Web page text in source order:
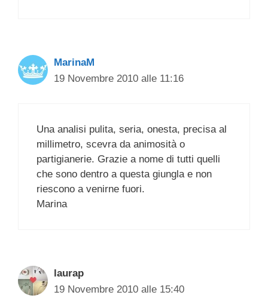
MarinaM
19 Novembre 2010 alle 11:16
Una analisi pulita, seria, onesta, precisa al
millimetro, scevra da animosità o
partigianerie. Grazie a nome di tutti quelli
che sono dentro a questa giungla e non
riescono a venirne fuori.
Marina
laurap
19 Novembre 2010 alle 15:40